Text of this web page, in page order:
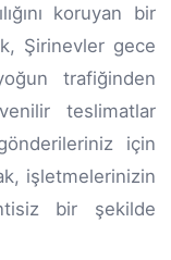
koruyan bir
Şirinevler gece
trafiğinden
teslimatlar
için
işletmelerinizin
bir şekilde